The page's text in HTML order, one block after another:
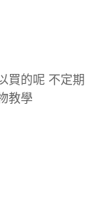
買的呢 不定期
教學